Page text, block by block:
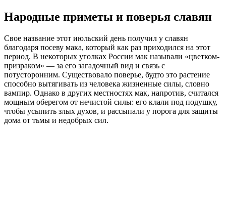
Народные приметы и поверья славян
Свое название этот июльский день получил у славян
благодаря посеву мака, который как раз приходился на этот
период. В некоторых уголках России мак называли «цветком-
призраком» — за его загадочный вид и связь с
потусторонним. Существовало поверье, будто это растение
способно вытягивать из человека жизненные силы, словно
вампир. Однако в других местностях мак, напротив, считался
мощным оберегом от нечистой силы: его клали под подушку,
чтобы усыпить злых духов, и рассыпали у порога для защиты
дома от тьмы и недобрых сил.